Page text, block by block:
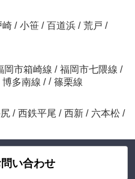
崎 / 小笹 / 百道浜 / 荒戸 /
岡市箱崎線 / 福岡市七隈線 /
博多南線 / / 篠栗線
/ 西鉄平尾 / 西新 / 六本松 /
い合わせ